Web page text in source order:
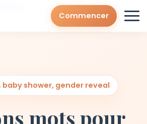
Commencer
baby shower, gender reveal
mots pour